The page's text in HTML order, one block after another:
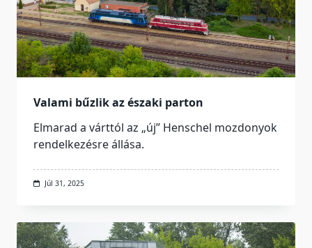
Valami bűzlik az északi parton
Elmarad a várttól az „új” Henschel mozdonyok
rendelkezésre állása.
Júl 31, 2025